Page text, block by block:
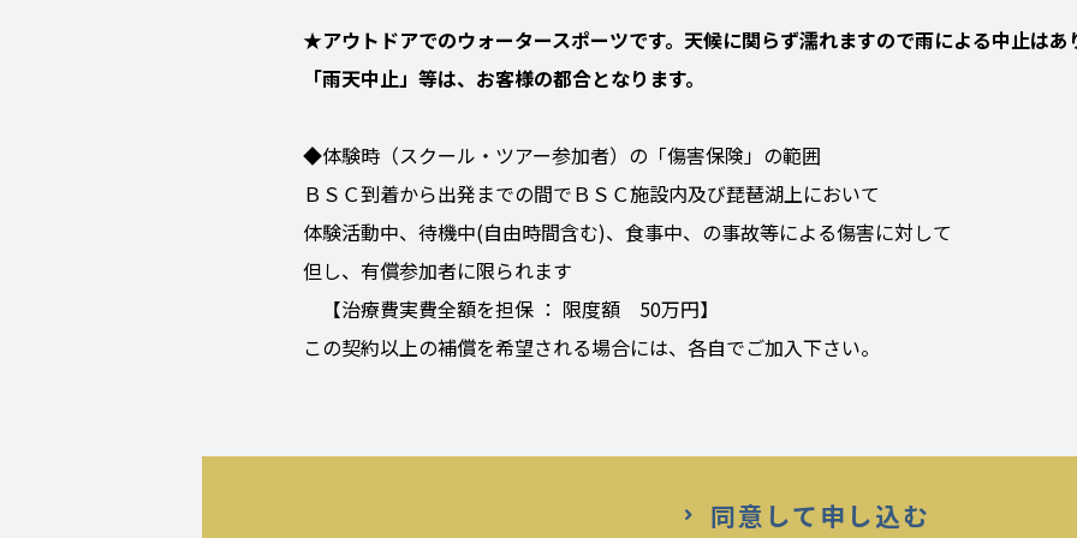
★アウトドアでのウォータースポーツです。天候に関らず濡れますので雨による中止はあ
「雨天中止」等は、お客様の都合となります。
◆体験時（スクール・ツアー参加者）の「傷害保険」の範囲
ＢＳＣ到着から出発までの間でＢＳＣ施設内及び琵琶湖上において
体験活動中、待機中(自由時間含む)、食事中、の事故等による傷害に対して
但し、有償参加者に限られます
【治療費実費全額を担保 ： 限度額 50万円】
この契約以上の補償を希望される場合には、各自でご加入下さい。
同意して申し込む